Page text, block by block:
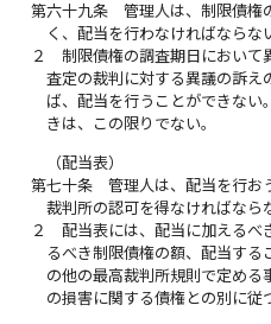
第六十九条
管理人は、制限債権
く、配当を行わなければならな
２
制限債権の調査期日において
査定の裁判に対する異議の訴え
ば、配当を行うことができない
きは、この限りでない。
（配当表）
第七十条
管理人は、配当を行お
裁判所の認可を得なければなら
２
配当表には、配当に加えるべ
るべき制限債権の額、配当する
の他の最高裁判所規則で定め
の損害に関する債権との別に従